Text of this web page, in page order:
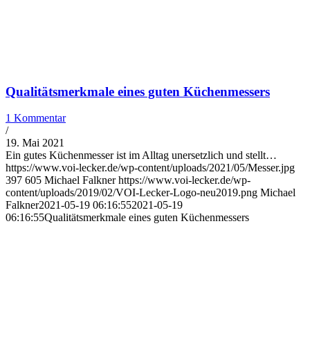
Qualitätsmerkmale eines guten Küchenmessers
1 Kommentar
/
19. Mai 2021
Ein gutes Küchenmesser ist im Alltag unersetzlich und stellt…
https://www.voi-lecker.de/wp-content/uploads/2021/05/Messer.jpg
397 605 Michael Falkner https://www.voi-lecker.de/wp-
content/uploads/2019/02/VOI-Lecker-Logo-neu2019.png Michael
Falkner2021-05-19 06:16:552021-05-19
06:16:55Qualitätsmerkmale eines guten Küchenmessers